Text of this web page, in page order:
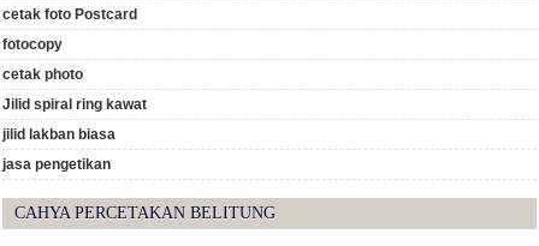
cetak foto Postcard
fotocopy
cetak photo
Jilid spiral ring kawat
jilid lakban biasa
jasa pengetikan
CAHYA PERCETAKAN BELITUNG